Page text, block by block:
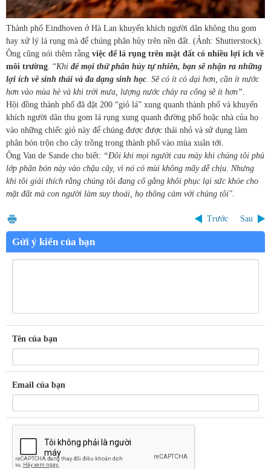
Thành phố Eindhoven ở Hà Lan khuyến khích người dân không thu gom
hay xử lý lá rụng mà để chúng phân hủy trên nền đất. (Ảnh: Shutterstock).
Ông cũng nói thêm rằng việc để lá rụng trên mặt đất có nhiều lợi ích về
môi trường . “Khi để mọi thứ phân hủy tự nhiên, bạn sẽ nhận ra những
lợi ích về sinh thái và đa dạng sinh học . Sẽ có ít cỏ dại hơn, cần ít nước
hơn vào mùa hè và khi trời mưa, lượng nước chảy ra cống sẽ ít hơn”.
Hội đồng thành phố đã đặt 200 “giỏ lá” xung quanh thành phố và khuyến
khích người dân thu gom lá rụng xung quanh đường phố hoặc nhà của họ
vào những chiếc giỏ này để chúng được được thái nhỏ và sử dụng làm
phân bón trộn cho cây trồng trong thành phố vào mùa xuân tới.
Ông Van de Sande cho biết: “Đôi khi mọi người cau mày khi chúng tôi phủ
lớp phân bón này vào chậu cây, vì nó có mùi không mấy dễ chịu. Nhưng
khi tôi giải thích rằng chúng tôi đang cố gắng khôi phục lại sức khỏe cho
mặt đất mà con người làm suy thoái, họ thông cảm với chúng tôi".
Trước Sau
Gửi ý kiến của bạn
Tên của bạn
Email của bạn